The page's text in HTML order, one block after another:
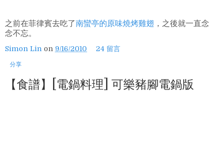
之前在菲律賓去吃了南蠻亭的原味燒烤雞翅 ，之後就一直念
念不忘。
Simon Lin on 9/16/2010 24 留言
分享
【食譜】[電鍋料理] 可樂豬腳電鍋版